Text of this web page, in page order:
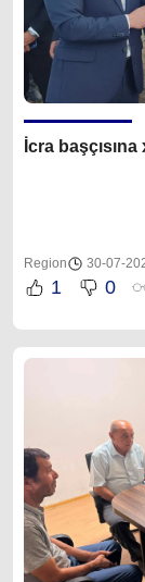
İcra
Region 30-07-
1 0